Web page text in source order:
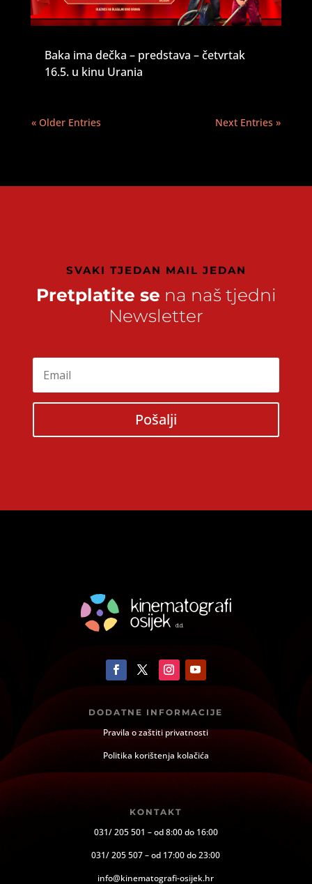
Baka ima dečka – predstava – četvrtak
16.5. u kinu Urania
« Older Entries Next Entries »
SVAKI TJEDAN MAIL JEDAN
Pretplatite se na naš tjedni
Newsletter
Pošalji
DODATNE INFORMACIJE
Pravila o zaštiti privatnosti
Politika korištenja kolačića
KONTAKT
031/ 205 501 – od 8:00 do 16:00
031/ 205 507 – od 17:00 do 23:00
info@kinematografi-osijek.hr